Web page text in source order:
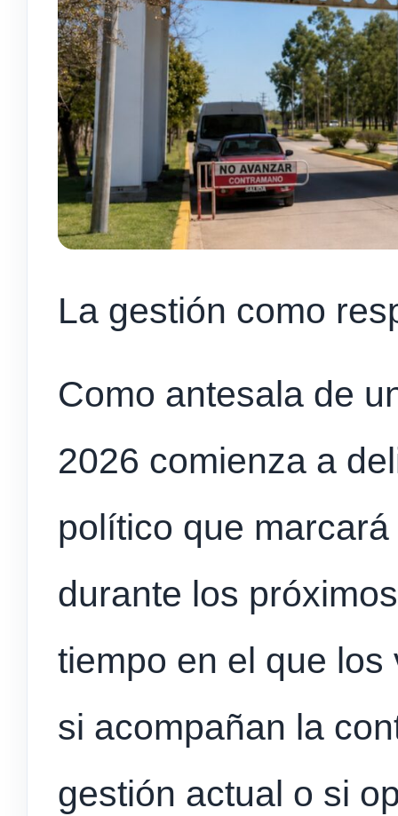
La gestión como
Como antesala de
2026 comienza a
político que
durante los
tiempo en el que
si acompañan la
gestión actual o si